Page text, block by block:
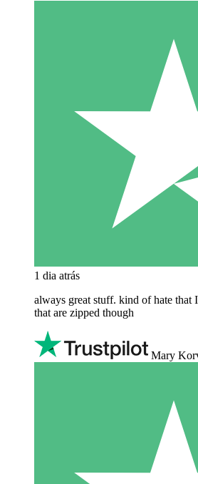
1 dia atrás
always great stuff. kind of hate that
that are zipped though
Mary